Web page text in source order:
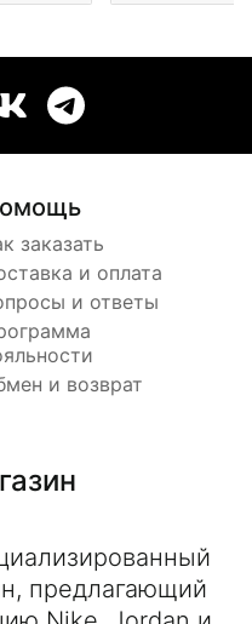
заказать
и оплата
и ответы
и возврат
предлагающий